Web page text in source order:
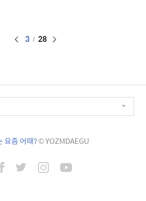
페
3 28
요즘 어때?© YOZMDAEGU